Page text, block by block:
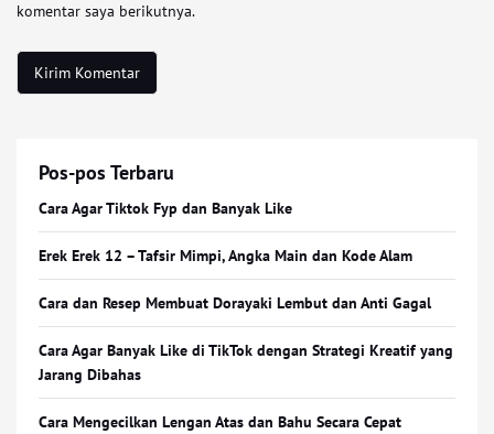
komentar saya berikutnya.
Pos-pos Terbaru
Cara Agar Tiktok Fyp dan Banyak Like
Erek Erek 12 – Tafsir Mimpi, Angka Main dan Kode Alam
Cara dan Resep Membuat Dorayaki Lembut dan Anti Gagal
Cara Agar Banyak Like di TikTok dengan Strategi Kreatif yang
Jarang Dibahas
Cara Mengecilkan Lengan Atas dan Bahu Secara Cepat